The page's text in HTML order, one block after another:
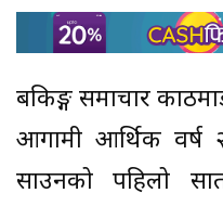
बैंकिङ्ग समाचार
आगामी आर्थिक वर्ष
साउनको पहिलो